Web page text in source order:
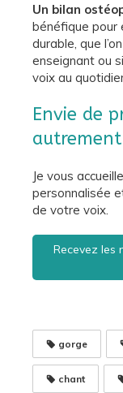
Un bilan
bénéfique pour
durable, que
enseignant ou
voix au
Envie de
autrement
Je vous
personnalisée
de votre voix.
Recevez les
gorge
chant